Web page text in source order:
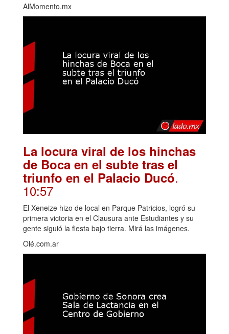
AlMomento.mx
La locura viral de los hinchas
de Boca en el subte tras el
triunfo en el Palacio Ducó.
10:57
El Xeneize hizo de local en Parque Patricios, logró su
primera victoria en el Clausura ante Estudiantes y su
gente siguió la fiesta bajo tierra. Mirá las imágenes.
Olé.com.ar